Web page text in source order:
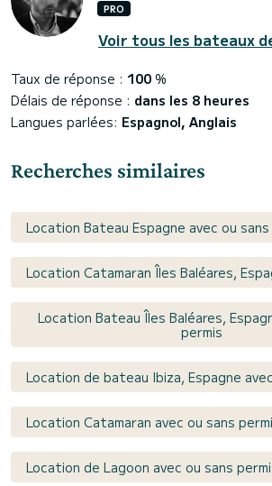
PRO
Voir tous les bateaux
Taux de réponse : 100 %
Délais de réponse : dans les 8 heures
Langues parlées: Espagnol, Anglais
Recherches similaires
Location Bateau Espagne avec ou
Location Catamaran Îles Baléares,
Location Bateau Îles Baléares,
permis
Location de bateau Ibiza, Espagne
Location Catamaran avec ou sans
Location de Lagoon avec ou sans